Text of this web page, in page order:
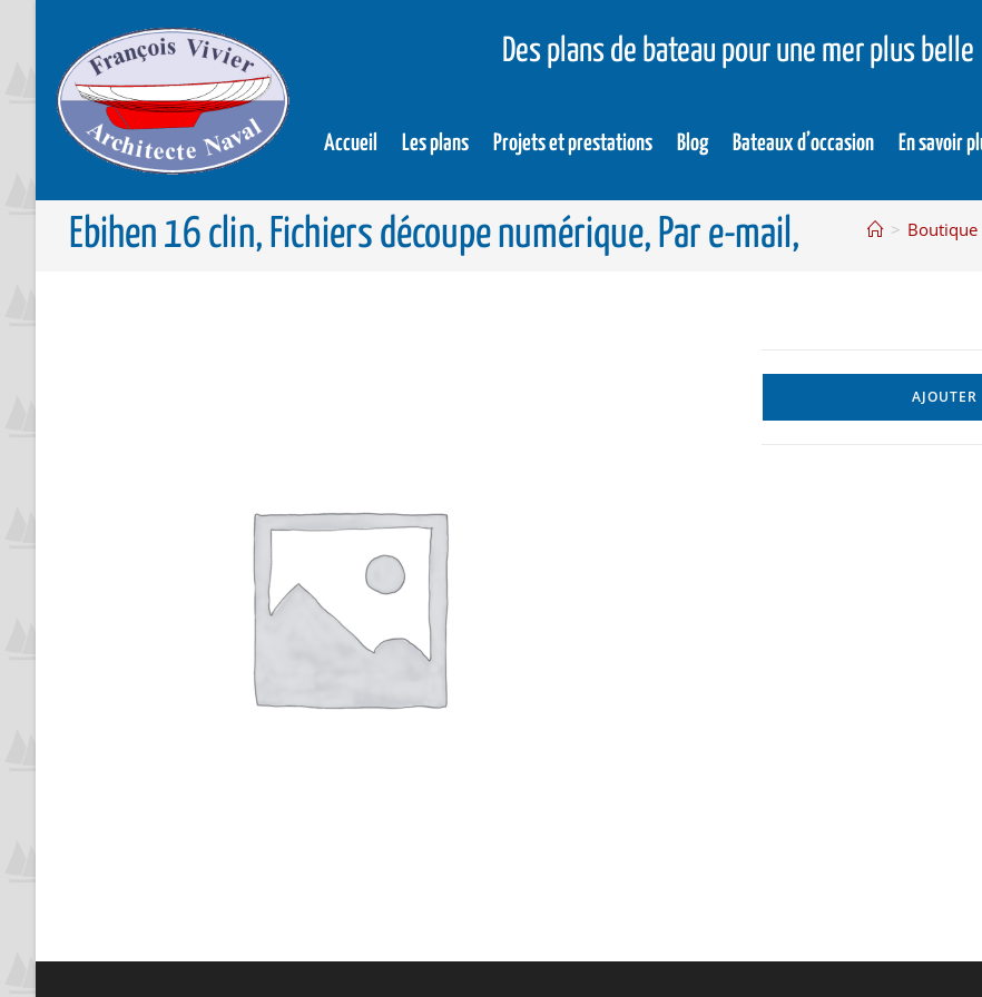
Des plans de bateau pour une mer plus belle
Accueil Les plans Projets et prestations Blog Bateaux d’occasion En savoir
Ebihen 16 clin, Fichiers découpe numérique, Par e-mail, > Boutique
AJOUTER